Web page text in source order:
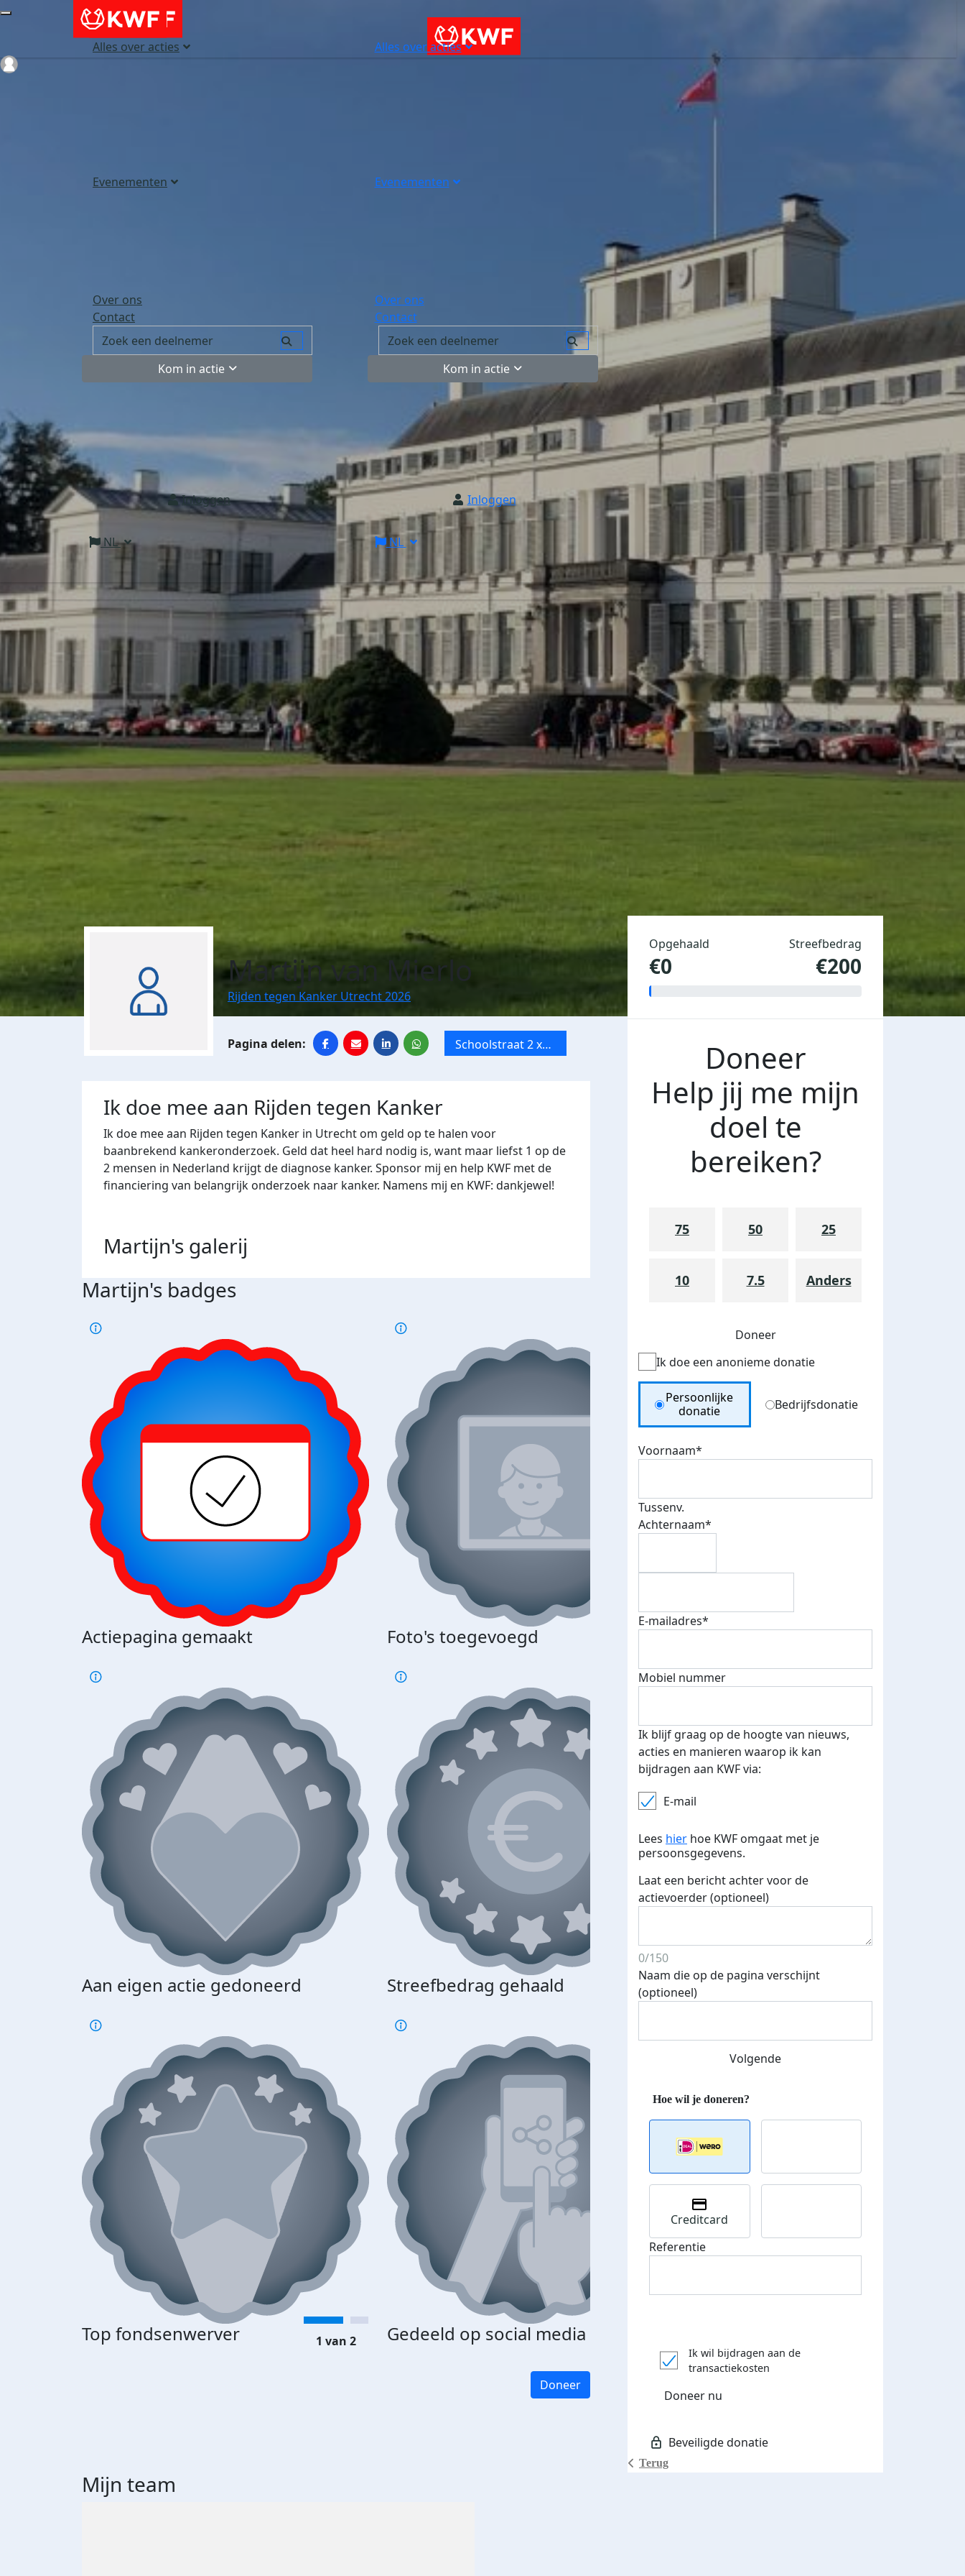
Alles over acties
Evenementen
Over ons
Contact
Kom in actie
Inloggen
NL
Alles over acties
Evenementen
Over ons
Contact
Kom in actie
Inloggen
NL
Martijn van Mierlo
Rijden tegen Kanker Utrecht 2026
Schoolstraat 2 x
Tien Mile van
Ik doe mee aan Rijden tegen Kanker
Ik doe mee aan Rijden tegen Kanker in Utrecht om geld op te halen voor
baanbrekend kankeronderzoek. Geld dat heel hard nodig is, want maar liefst 1 op de
2 mensen in Nederland krijgt de diagnose kanker. Sponsor mij en help KWF met de
financiering van belangrijk onderzoek naar kanker. Namens mij en KWF: dankjewel!
Martijn's galerij
Martijn's badges
Actiepagina gemaakt Foto's toegevoegd E-mails verstuurd
Aan eigen actie gedoneerd Streefbedrag gehaald Streefbedrag verhoogd
Top fondsenwerver Gedeeld op social media
Top fondsenwerver
1 van 2
Doneer
Opgehaald
€0
Streefbedrag
€200
Doneer
Help jij me mijn
doel te
bereiken?
75 50 25
10 7.5 Anders
Doneer
Ik doe een anonieme donatie
Donation Type
Persoonlijke
donatie
Bedrijfsdonatie
Voornaam*
Tussenv.
Achternaam*
E-mailadres*
Mobiel nummer
Ik blijf graag op de hoogte van nieuws,
acties en manieren waarop ik kan
bijdragen aan KWF via:
E-mail
Lees hier hoe KWF omgaat met je
persoonsgegevens.
Laat een bericht achter voor de
actievoerder (optioneel)
0/150
Naam die op de pagina verschijnt
(optioneel)
Volgende
Terug
Creditcard
Referentie
Ik wil bijdragen aan de
transactiekosten
Doneer nu
Mijn team